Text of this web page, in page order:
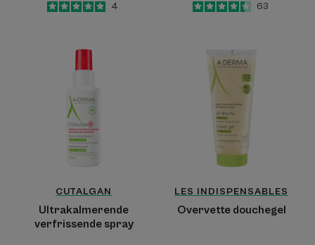
5
/5
4 4.4
/5
63
Ultrakalmerende
CUTALGAN
Ultrakalmerende
verfrissende spray
douchegel
LES INDISPENSABLES
Overvette douchegel